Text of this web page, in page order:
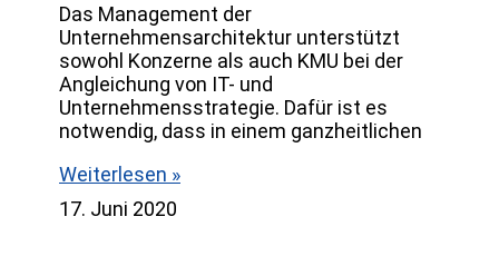
Das Management der
Unternehmensarchitektur unterstützt
sowohl Konzerne als auch KMU bei der
Angleichung von IT- und
Unternehmensstrategie. Dafür ist es
notwendig, dass in einem ganzheitlichen
Weiterlesen »
17. Juni 2020